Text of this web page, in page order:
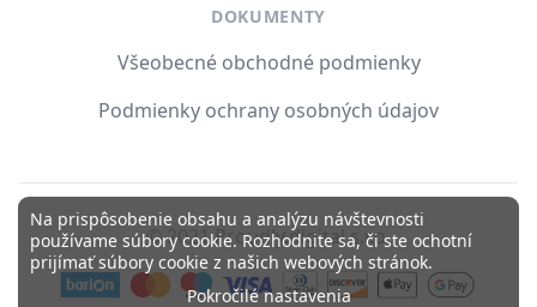
Na prispôsobenie obsahu a analýzu návštevnosti
používame súbory cookie. Rozhodnite sa, či ste ochotní
prijímať súbory cookie z našich webových stránok.
Pokročilé nastavenia
DOKUMENTY
Všeobecné obchodné podmienky
Podmienky ochrany osobných údajov
© 2021 Proudly.digital s.r.o.